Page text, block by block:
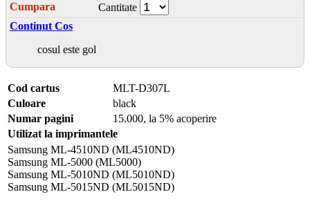
Cumpara
Cantitate
Continut Cos
cosul este gol
Cod cartus
MLT-D307L
Culoare
black
Numar pagini
15.000, la 5% acoperire
Utilizat la imprimantele
Samsung ML-4510ND (ML4510ND)
Samsung ML-5000 (ML5000)
Samsung ML-5010ND (ML5010ND)
Samsung ML-5015ND (ML5015ND)